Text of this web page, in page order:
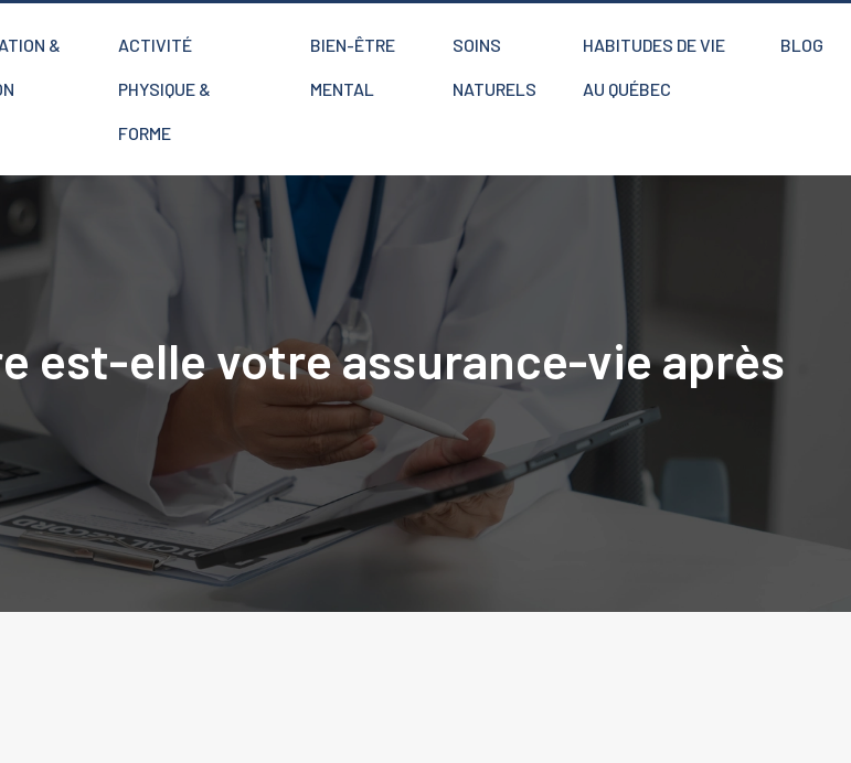
& ACTIVITÉ
PHYSIQUE &
FORME
BIEN-ÊTRE
MENTAL
SOINS
NATURELS
HABITUDES DE VIE
AU QUÉBEC
BLOG
est-elle votre assurance-vie après